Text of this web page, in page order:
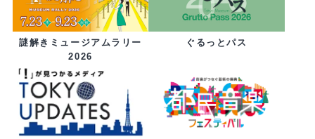
謎解きミュージアムラリー
2026
ぐるっとパス